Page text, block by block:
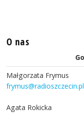
O nas
Małgorzata Frymus
frymus@radioszczecin.pl
Agata Rokicka